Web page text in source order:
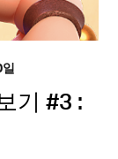
기 #3 :